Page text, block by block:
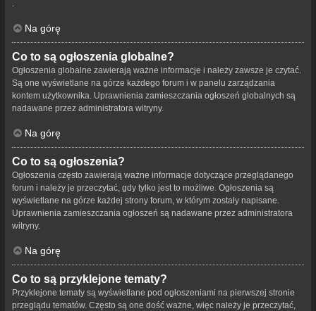
Na górę
Co to są ogłoszenia globalne?
Ogłoszenia globalne zawierają ważne informacje i należy zawsze je czytać.
Są one wyświetlane na górze każdego forum i w panelu zarządzania
kontem użytkownika. Uprawnienia zamieszczania ogłoszeń globalnych są
nadawane przez administratora witryny.
Na górę
Co to są ogłoszenia?
Ogłoszenia często zawierają ważne informacje dotyczące przeglądanego
forum i należy je przeczytać, gdy tylko jest to możliwe. Ogłoszenia są
wyświetlane na górze każdej strony forum, w którym zostały napisane.
Uprawnienia zamieszczania ogłoszeń są nadawane przez administratora
witryny.
Na górę
Co to są przyklejone tematy?
Przyklejone tematy są wyświetlane pod ogłoszeniami na pierwszej stronie
przeglądu tematów. Często są one dość ważne, więc należy je przeczytać,